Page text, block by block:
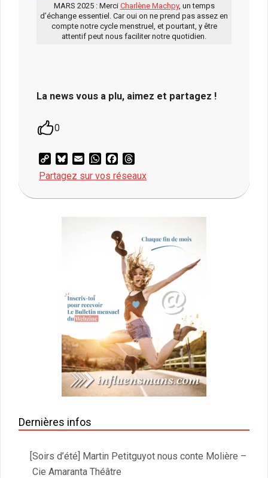
MARS 2025 : Merci Charlène Machpy, un temps
d’échange essentiel. Car oui on ne prend pas assez en
compte notre cycle menstruel, et pourtant, y être
attentif peut nous faciliter notre quotidien.
La news vous a plu, aimez et partagez !
0
Copy
Link
Bluesky
Email WhatsAppFacebook
Partagez sur vos réseaux
2026-
Dernières infos
[Soirs d’été] Martin Petitguyot nous conte Molière –
Cie Amaranta Théâtre